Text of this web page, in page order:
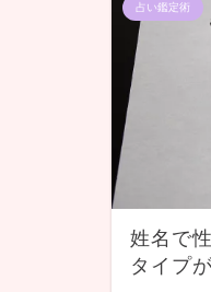
占い鑑定術
姓名で
タイプ